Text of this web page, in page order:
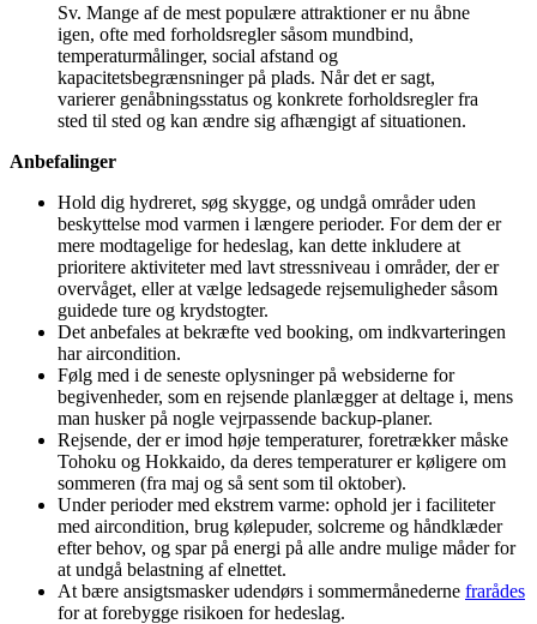
Sv. Mange af de mest populære attraktioner er nu åbne
igen, ofte med forholdsregler såsom mundbind,
temperaturmålinger, social afstand og
kapacitetsbegrænsninger på plads. Når det er sagt,
varierer genåbningsstatus og konkrete forholdsregler fra
sted til sted og kan ændre sig afhængigt af situationen.
Anbefalinger
Hold dig hydreret, søg skygge, og undgå områder uden
beskyttelse mod varmen i længere perioder. For dem der er
mere modtagelige for hedeslag, kan dette inkludere at
prioritere aktiviteter med lavt stressniveau i områder, der er
overvåget, eller at vælge ledsagede rejsemuligheder såsom
guidede ture og krydstogter.
Det anbefales at bekræfte ved booking, om indkvarteringen
har aircondition.
Følg med i de seneste oplysninger på websiderne for
begivenheder, som en rejsende planlægger at deltage i, mens
man husker på nogle vejrpassende backup-planer.
Rejsende, der er imod høje temperaturer, foretrækker måske
Tohoku og Hokkaido, da deres temperaturer er køligere om
sommeren (fra maj og så sent som til oktober).
Under perioder med ekstrem varme: ophold jer i faciliteter
med aircondition, brug kølepuder, solcreme og håndklæder
efter behov, og spar på energi på alle andre mulige måder for
at undgå belastning af elnettet.
At bære ansigtsmasker udendørs i sommermånederne frarådes
for at forebygge risikoen for hedeslag.